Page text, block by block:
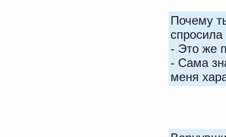
Почему
- Это же
- Сама
меня